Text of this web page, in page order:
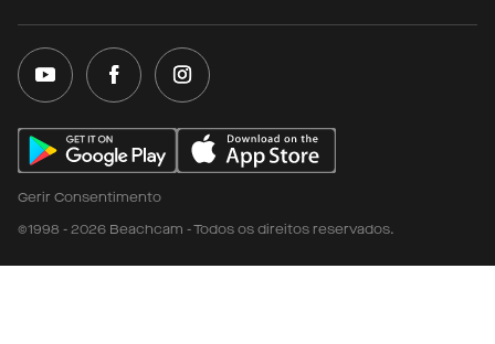
Gerir Consentimento
©1998 - 2026 Beachcam - Todos os direitos reservados.